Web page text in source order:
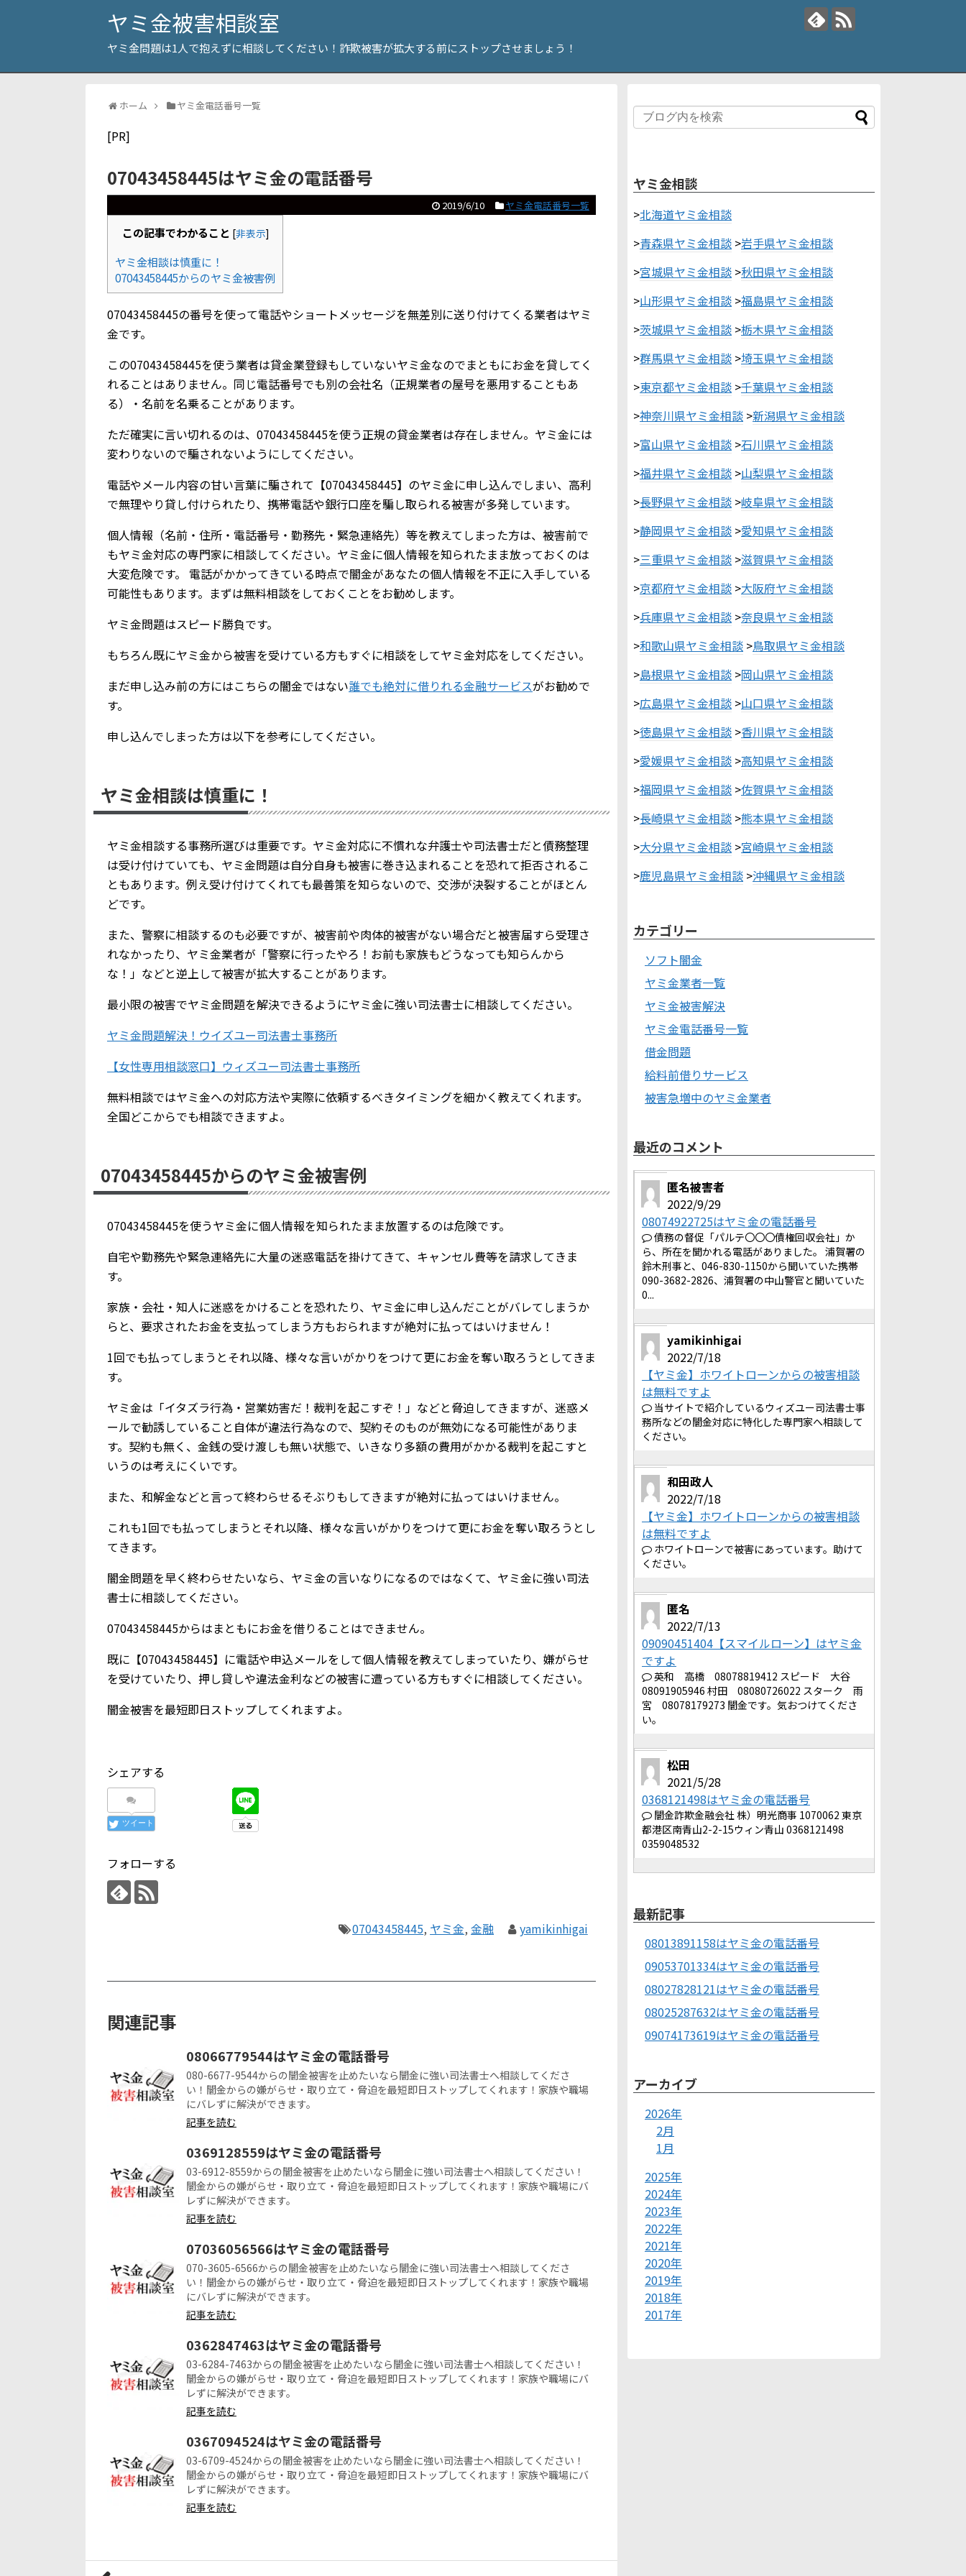
ヤミ金被害相談室
ヤミ金問題は1人で抱えずに相談してください！詐欺被害が拡大する前にストップさせましょう！
ホーム ヤミ金電話番号一覧
[PR]
07043458445はヤミ金の電話番号
2019/6/10 ヤミ金電話番号一覧
この記事でわかること [非表示]
ヤミ金相談は慎重に！
07043458445からのヤミ金被害例
07043458445の番号を使って電話やショートメッセージを無差別に送り付けてくる業者はヤミ
金です。
この07043458445を使う業者は貸金業登録もしていないヤミ金なのでまともにお金を貸してく
れることはありません。同じ電話番号でも別の会社名（正規業者の屋号を悪用することもあ
る）・名前を名乗ることがあります。
ただ確実に言い切れるのは、07043458445を使う正規の貸金業者は存在しません。ヤミ金には
変わりないので騙されないようにしてください。
電話やメール内容の甘い言葉に騙されて【07043458445】のヤミ金に申し込んでしまい、高利
で無理やり貸し付けられたり、携帯電話や銀行口座を騙し取られる被害が多発しています。
個人情報（名前・住所・電話番号・勤務先・緊急連絡先）等を教えてしまった方は、被害前で
もヤミ金対応の専門家に相談してください。ヤミ金に個人情報を知られたまま放っておくのは
大変危険です。 電話がかかってきている時点で闇金があなたの個人情報を不正に入手している
可能性もあります。まずは無料相談をしておくことをお勧めします。
ヤミ金問題はスピード勝負です。
もちろん既にヤミ金から被害を受けている方もすぐに相談をしてヤミ金対応をしてください。
まだ申し込み前の方にはこちらの闇金ではない誰でも絶対に借りれる金融サービスがお勧めで
す。
申し込んでしまった方は以下を参考にしてください。
ヤミ金相談は慎重に！
ヤミ金相談する事務所選びは重要です。ヤミ金対応に不慣れな弁護士や司法書士だと債務整理
は受け付けていても、ヤミ金問題は自分自身も被害に巻き込まれることを恐れて拒否されるこ
ともあります。例え受け付けてくれても最善策を知らないので、交渉が決裂することがほとん
どです。
また、警察に相談するのも必要ですが、被害前や肉体的被害がない場合だと被害届すら受理さ
れなかったり、ヤミ金業者が「警察に行ったやろ！お前も家族もどうなっても知らんから
な！」などと逆上して被害が拡大することがあります。
最小限の被害でヤミ金問題を解決できるようにヤミ金に強い司法書士に相談してください。
ヤミ金問題解決！ウイズユー司法書士事務所
【女性専用相談窓口】ウィズユー司法書士事務所
無料相談ではヤミ金への対応方法や実際に依頼するべきタイミングを細かく教えてくれます。
全国どこからでも相談できますよ。
07043458445からのヤミ金被害例
07043458445を使うヤミ金に個人情報を知られたまま放置するのは危険です。
自宅や勤務先や緊急連絡先に大量の迷惑電話を掛けてきて、キャンセル費等を請求してきま
す。
家族・会社・知人に迷惑をかけることを恐れたり、ヤミ金に申し込んだことがバレてしまうか
らと、要求されたお金を支払ってしまう方もおられますが絶対に払ってはいけません！
1回でも払ってしまうとそれ以降、様々な言いがかりをつけて更にお金を奪い取ろうとしてきま
す。
ヤミ金は「イタズラ行為・営業妨害だ！裁判を起こすぞ！」などと脅迫してきますが、迷惑メ
ールで勧誘していること自体が違法行為なので、契約そのものが無効になる可能性がありま
す。契約も無く、金銭の受け渡しも無い状態で、いきなり多額の費用がかかる裁判を起こすと
いうのは考えにくいです。
また、和解金などと言って終わらせるそぶりもしてきますが絶対に払ってはいけません。
これも1回でも払ってしまうとそれ以降、様々な言いがかりをつけて更にお金を奪い取ろうとし
てきます。
闇金問題を早く終わらせたいなら、ヤミ金の言いなりになるのではなくて、ヤミ金に強い司法
書士に相談してください。
07043458445からはまともにお金を借りることはできません。
既に【07043458445】に電話や申込メールをして個人情報を教えてしまっていたり、嫌がらせ
を受けていたり、押し貸しや違法金利などの被害に遭っている方もすぐに相談してください。
闇金被害を最短即日ストップしてくれますよ。
シェアする
ツイート
フォローする
07043458445, ヤミ金,金融 yamikinhigai
関連記事
08066779544はヤミ金の電話番号
080-6677-9544からの闇金被害を止めたいなら闇金に強い司法書士へ相談してくださ
い！闇金からの嫌がらせ・取り立て・脅迫を最短即日ストップしてくれます！家族や職場
にバレずに解決ができます。
記事を読む
0369128559はヤミ金の電話番号
03-6912-8559からの闇金被害を止めたいなら闇金に強い司法書士へ相談してください！
闇金からの嫌がらせ・取り立て・脅迫を最短即日ストップしてくれます！家族や職場にバ
レずに解決ができます。
記事を読む
07036056566はヤミ金の電話番号
070-3605-6566からの闇金被害を止めたいなら闇金に強い司法書士へ相談してくださ
い！闇金からの嫌がらせ・取り立て・脅迫を最短即日ストップしてくれます！家族や職場
にバレずに解決ができます。
記事を読む
0362847463はヤミ金の電話番号
03-6284-7463からの闇金被害を止めたいなら闇金に強い司法書士へ相談してください！
闇金からの嫌がらせ・取り立て・脅迫を最短即日ストップしてくれます！家族や職場にバ
レずに解決ができます。
記事を読む
0367094524はヤミ金の電話番号
03-6709-4524からの闇金被害を止めたいなら闇金に強い司法書士へ相談してください！
闇金からの嫌がらせ・取り立て・脅迫を最短即日ストップしてくれます！家族や職場にバ
レずに解決ができます。
記事を読む
ヤミ金相談
>北海道ヤミ金相談
>青森県ヤミ金相談 >岩手県ヤミ金相談
>宮城県ヤミ金相談 >秋田県ヤミ金相談
>山形県ヤミ金相談 >福島県ヤミ金相談
>茨城県ヤミ金相談 >栃木県ヤミ金相談
>群馬県ヤミ金相談 >埼玉県ヤミ金相談
>東京都ヤミ金相談 >千葉県ヤミ金相談
>神奈川県ヤミ金相談 >新潟県ヤミ金相談
>富山県ヤミ金相談 >石川県ヤミ金相談
>福井県ヤミ金相談 >山梨県ヤミ金相談
>長野県ヤミ金相談 >岐阜県ヤミ金相談
>静岡県ヤミ金相談 >愛知県ヤミ金相談
>三重県ヤミ金相談 >滋賀県ヤミ金相談
>京都府ヤミ金相談 >大阪府ヤミ金相談
>兵庫県ヤミ金相談 >奈良県ヤミ金相談
>和歌山県ヤミ金相談 >鳥取県ヤミ金相談
>島根県ヤミ金相談 >岡山県ヤミ金相談
>広島県ヤミ金相談 >山口県ヤミ金相談
>徳島県ヤミ金相談 >香川県ヤミ金相談
>愛媛県ヤミ金相談 >高知県ヤミ金相談
>福岡県ヤミ金相談 >佐賀県ヤミ金相談
>長崎県ヤミ金相談 >熊本県ヤミ金相談
>大分県ヤミ金相談 >宮崎県ヤミ金相談
>鹿児島県ヤミ金相談 >沖縄県ヤミ金相談
カテゴリー
ソフト闇金
ヤミ金業者一覧
ヤミ金被害解決
ヤミ金電話番号一覧
借金問題
給料前借りサービス
被害急増中のヤミ金業者
最近のコメント
匿名被害者
2022/9/29
08074922725はヤミ金の電話番号
債務の督促「パルテ〇〇〇債権回収会社」か
ら、所在を聞かれる電話がありました。 浦賀署の
鈴木刑事と、046-830-1150から聞いていた携帯
090-3682-2826、浦賀署の中山警官と聞いていた
0...
yamikinhigai
2022/7/18
【ヤミ金】ホワイトローンからの被害相談
は無料ですよ
当サイトで紹介しているウィズユー司法書士事
務所などの闇金対応に特化した専門家へ相談して
ください。
和田政人
2022/7/18
【ヤミ金】ホワイトローンからの被害相談
は無料ですよ
ホワイトローンで被害にあっています。助けて
ください。
匿名
2022/7/13
09090451404【スマイルローン】はヤミ金
ですよ
英和 高橋 08078819412 スピード 大谷
08091905946 村田 08080726022 スターク 雨
宮 08078179273 闇金です。気おつけてくださ
い。
松田
2021/5/28
0368121498はヤミ金の電話番号
闇金詐欺金融会社 株）明光商事 1070062 東京
都港区南青山2-2-15ウィン青山 0368121498
0359048532
最新記事
08013891158はヤミ金の電話番号
09053701334はヤミ金の電話番号
08027828121はヤミ金の電話番号
08025287632はヤミ金の電話番号
09074173619はヤミ金の電話番号
アーカイブ
2026年
2月
1月
2025年
2024年
2023年
2022年
2021年
2020年
2019年
2018年
2017年